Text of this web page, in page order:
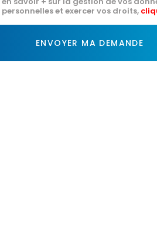
personnelles et exercer vos droits,
ENVOYER MA DEMANDE